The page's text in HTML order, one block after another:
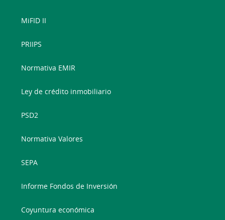
MiFID II
PRIIPS
Normativa EMIR
Ley de crédito inmobiliario
PSD2
Normativa Valores
SEPA
Informe Fondos de Inversión
Coyuntura económica